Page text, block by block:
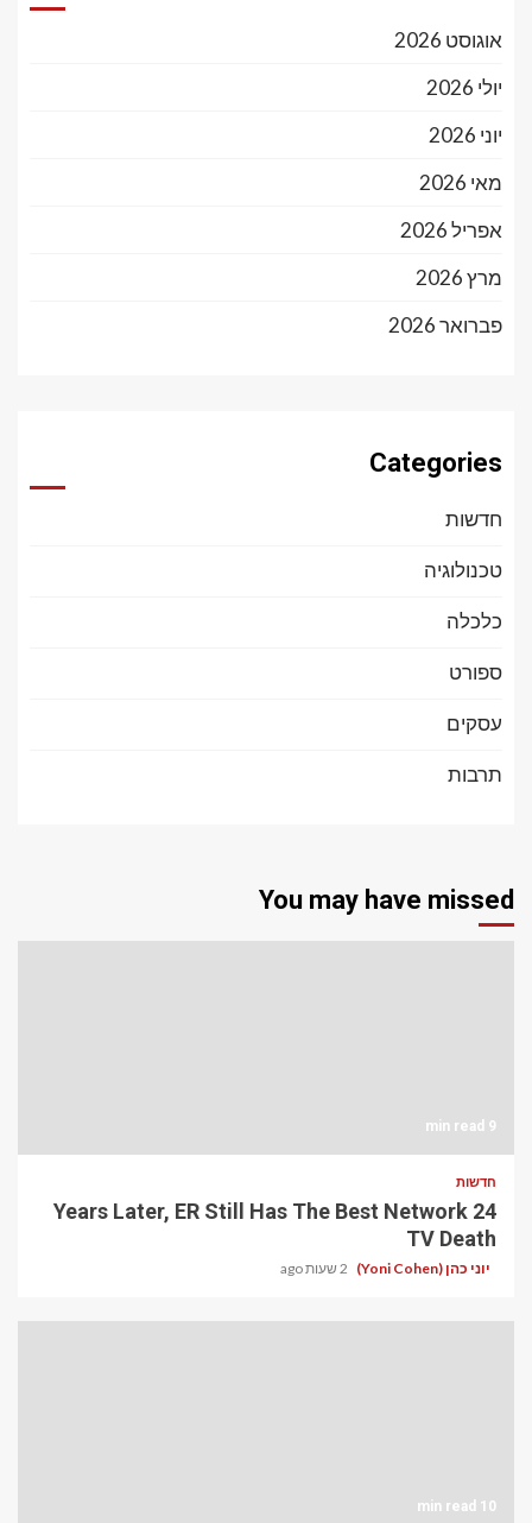
אוגוסט 2026
יולי 2026
יוני 2026
מאי 2026
אפריל 2026
מרץ 2026
פברואר 2026
Categories
חדשות
טכנולוגיה
כלכלה
ספורט
עסקים
תרבות
You may have missed
9 min read
חדשות
24 Years Later, ER Still Has The Best Network
TV Death
יוני כהן (Yoni Cohen) 2 שעות ago
10 min read